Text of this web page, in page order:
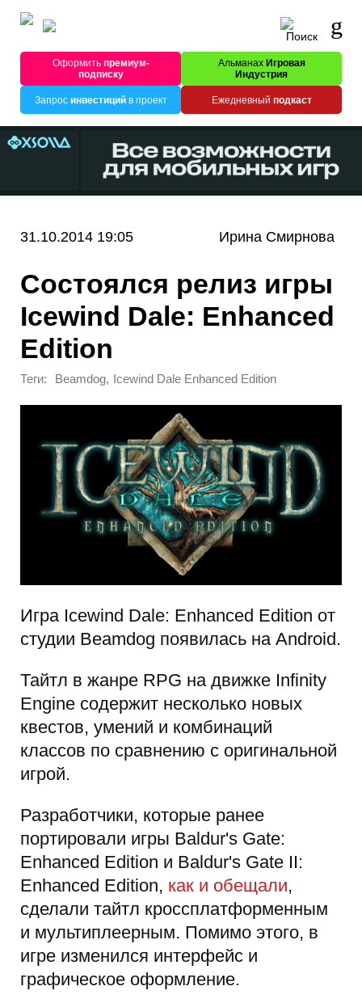
Оформитьпремиум-
подписку
Альманах Игровая
Индустрия
Запрос инвестицийв проект Ежедневный подкаст
31.10.2014 19:05 Ирина Смирнова
Состоялся релиз игры
Icewind Dale: Enhanced
Edition
Теги: Beamdog, Icewind Dale Enhanced Edition
Игра Icewind Dale: Enhanced Edition от
студии Beamdog появилась на Android.
Тайтл в жанре RPG на движке Infinity
Engine содержит несколько новых
квестов, умений и комбинаций
классов по сравнению с оригинальной
игрой.
Разработчики, которые ранее
портировали игры Baldur's Gate:
Enhanced Edition и Baldur's Gate II:
Enhanced Edition, как и обещали,
сделали тайтл кроссплатформенным
и мультиплеерным. Помимо этого, в
игре изменился интерфейс и
графическое оформление.